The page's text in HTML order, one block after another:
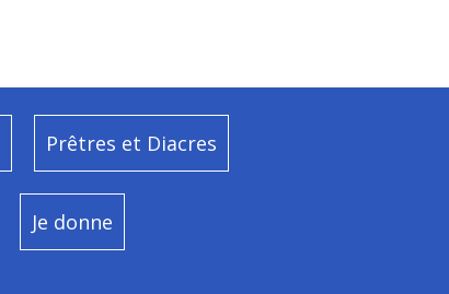
Prêtres et Diacres
Je donne